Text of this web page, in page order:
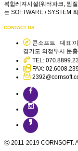
복합레져시설(워터파크, 찜
는 SOFTWARE / SYSTEM
CONTACT US
콘소프트 대표:
경기도 의정부시 문
TEL:
FAX:
©
ⓒ 2011-2019 CORNSOFT.